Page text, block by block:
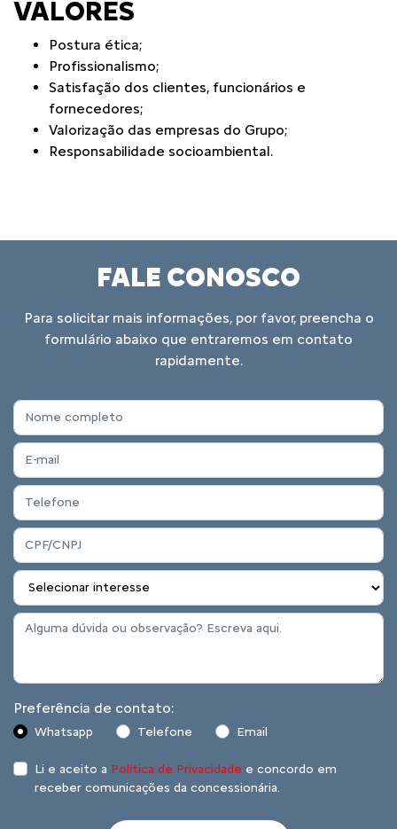
VALORES
Postura ética;
Profissionalismo;
Satisfação dos clientes, funcionários e
fornecedores;
Valorização das empresas do Grupo;
Responsabilidade socioambiental.
FALE CONOSCO
Para solicitar mais informações, por favor, preencha o
formulário abaixo que entraremos em contato
rapidamente.
Preferência de contato:
Whatsapp Telefone Email
Li e aceito a Política de Privacidade e concordo em
receber comunicações da concessionária.